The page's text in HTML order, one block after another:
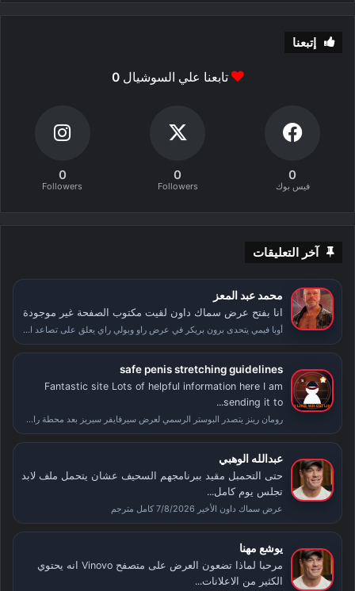
إتبعنا
تابعنا علي السوشيال0
0
فيس بوك
0
Followers
0
Followers
آخر التعليقات
محمد عبد المعز
انا بفتح عرض سماك داون لقيت مكتوب الصفحة غير موجودة
أوبا فيمي يتحدى برون بريكر في عرض راو وبولي راي يعلق على تصاعد الأحداث بعد سمر سلام
safe penis stretching guidelines
Fantastic site Lots of helpful information here I am
sending it to...
رومان رينز يتصدر البوستر الرسمي لعرض سيرفايفر سيريز بعد محطة راسلمينيا
عبدالله الوهبي
حتى التحمبل مقيد ببرنامجهم السحيف عشان يتحمل ملف لابد
تجلس يوم كامل...
عرض سماك داون الأخير 7/8/2026 كامل مترجم
يوشع مهنا
مرحبا لماذا تضعون العرض على متصفح Vinovo انه يحتوي
الكثير من الاعلانات...